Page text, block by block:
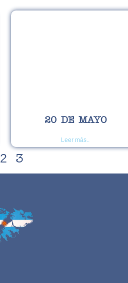
20 DE MAYO
Leer más..
2 3